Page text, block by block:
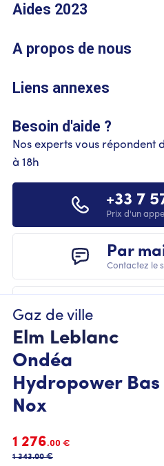
Gaz de ville
Elm Leblanc
Ondéa
Hydropower Bas
Nox
1 276.00 €
1 343.00 €
Aides 2023
A propos de nous
Liens annexes
Besoin d'aide ?
Nos experts vous répondent
à 18h
+33 7
Prix d'un
Par
Contactez le